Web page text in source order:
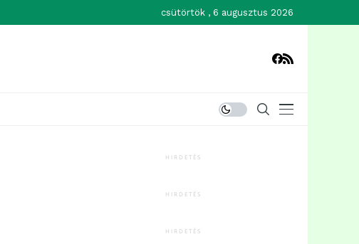
csütörtök , 6 augusztus 2026
HIRDETÉS
HIRDETÉS
HIRDETÉS